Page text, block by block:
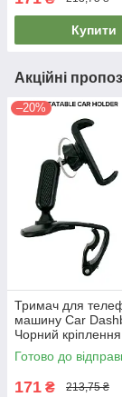
телефону на
Купити
Акційні
–20%
Тримач для
машину Car
Чорний
автомобільний
телефону на
Готово до
171 ₴ 213,75 ₴